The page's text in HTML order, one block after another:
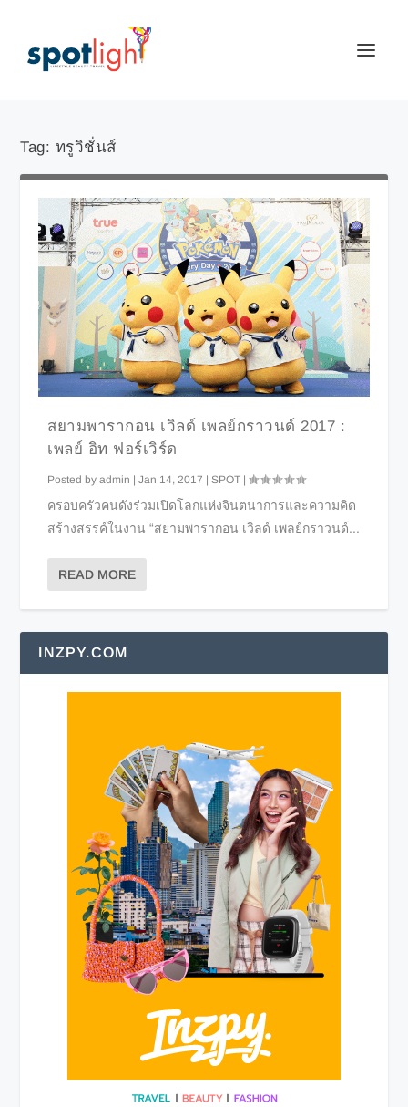
Tag: ทรูวิชั่นส์
สยามพารากอน เวิลด์ เพลย์กราวนด์ 2017 :
เพลย์ อิท ฟอร์เวิร์ด
Posted byadmin |Jan 14, 2017 |SPOT |
ครอบครัวคนดังร่วมเปิดโลกแห่งจินตนาการและความคิด
สร้างสรรค์ในงาน “สยามพารากอน เวิลด์ เพลย์กราวนด์...
READ MORE
INZPY.COM